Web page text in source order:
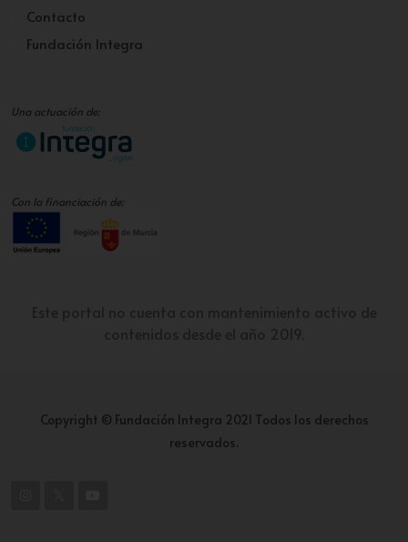
Contacto
Fundación Integra
Una actuación de:
Con la financiación de:
Copyright © Fundación Integra 2021 Todos los derechos
reservados.